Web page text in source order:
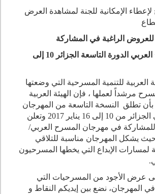
لإعطاء الإمكانية للجنة لمشاهدة العرض
للعروض الراغبة في المشاركة
الدورة التاسعة الجزائر 10 إلى
العربية للتنمية المسرحية التي وضعتها
مرشداً لعملها ، فإن الهيئة العربية
تطلق النسخة التاسعة من المهرجان
من 10 إلى 16 يناير 2017 وتعلن
في مهرجان المسرح العربي/
حيث يشكل المهرجان مناسبة للتلاقي
لمسارات الإبداع التي يخطها المسرحيون
عرض الأجود من المسرحيات التي
المهرجان، نضع بين إيديكم النقاط و